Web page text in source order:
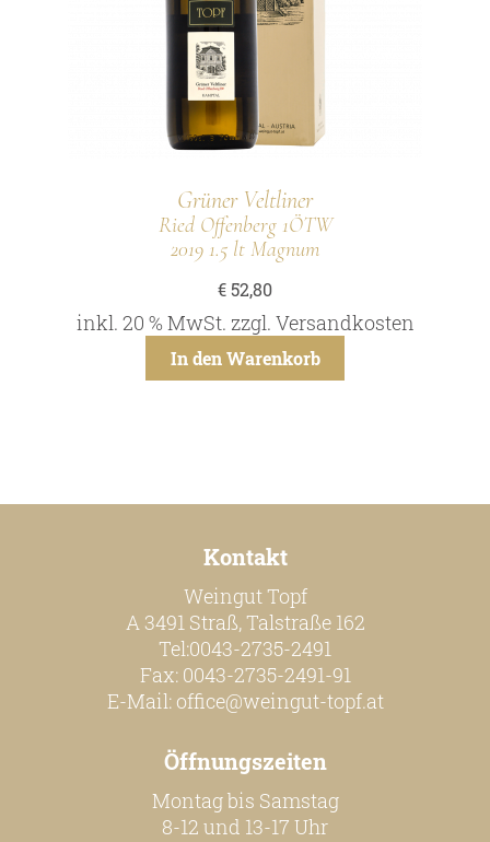
Grüner Veltliner
Ried Offenberg 1ÖTW
2019 1.5 lt Magnum
€52,80
inkl. 20 % MwSt. zzgl. Versandkosten
In den Warenkorb
Kontakt
Weingut Topf
A 3491 Straß, Talstraße 162
Tel:0043-2735-2491
Fax: 0043-2735-2491-91
E-Mail: office@weingut-topf.at
Öffnungszeiten
Montag bis Samstag
8-12 und 13-17 Uhr